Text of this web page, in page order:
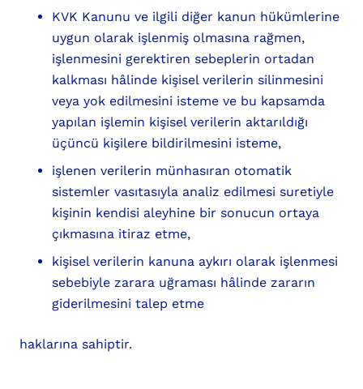
KVK Kanunu ve ilgili diğer kanun hükümlerine
uygun olarak işlenmiş olmasına rağmen,
işlenmesini gerektiren sebeplerin ortadan
kalkması hâlinde kişisel verilerin silinmesini
veya yok edilmesini isteme ve bu kapsamda
yapılan işlemin kişisel verilerin aktarıldığı
üçüncü kişilere bildirilmesini isteme,
işlenen verilerin münhasıran otomatik
sistemler vasıtasıyla analiz edilmesi suretiyle
kişinin kendisi aleyhine bir sonucun ortaya
çıkmasına itiraz etme,
kişisel verilerin kanuna aykırı olarak işlenmesi
sebebiyle zarara uğraması hâlinde zararın
giderilmesini talep etme
haklarına sahiptir.